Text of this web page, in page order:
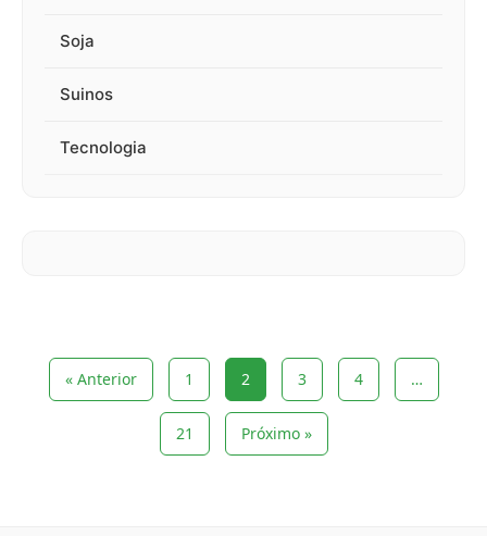
Soja
Suinos
Tecnologia
« Anterior 1 2 3 4 …
21 Próximo »